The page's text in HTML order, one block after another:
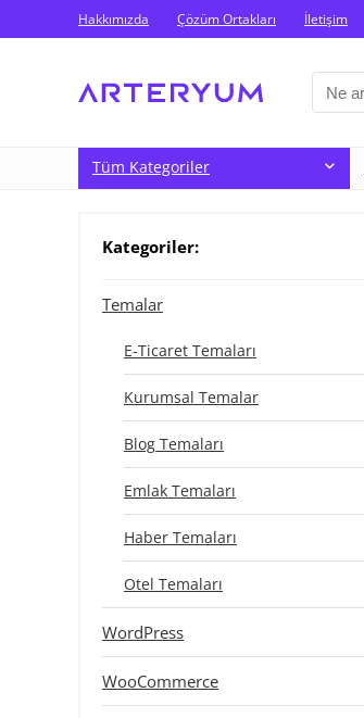
Hakkımızda Çözüm Ortakları İletişim
Tüm Kategoriler
Kategoriler:
Temalar
E-Ticaret Temaları
Kurumsal Temalar
Blog Temaları
Emlak Temaları
Haber Temaları
Otel Temaları
WordPress
WooCommerce